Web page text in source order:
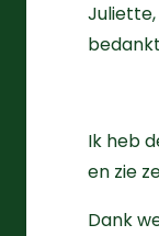
Juliette,
Ik heb
en zie
Dank